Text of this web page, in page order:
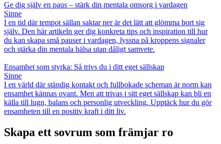
Ge dig själv en paus – stärk din mentala omsorg i vardagen
Sinne
I en tid där tempot sällan saktar ner är det lätt att glömma bort sig
själv. Den här artikeln ger dig konkreta tips och inspiration till hur
du kan skapa små pauser i vardagen, lyssna på kroppens signaler
och stärka din mentala hälsa utan dåligt samvete.
Ensamhet som styrka: Så trivs du i ditt eget sällskap
Sinne
I en värld där ständig kontakt och fullbokade scheman är norm kan
ensamhet kännas ovant. Men att trivas i sitt eget sällskap kan bli en
källa till lugn, balans och personlig utveckling. Upptäck hur du gör
ensamheten till en positiv kraft i ditt liv.
Skapa ett sovrum som främjar ro